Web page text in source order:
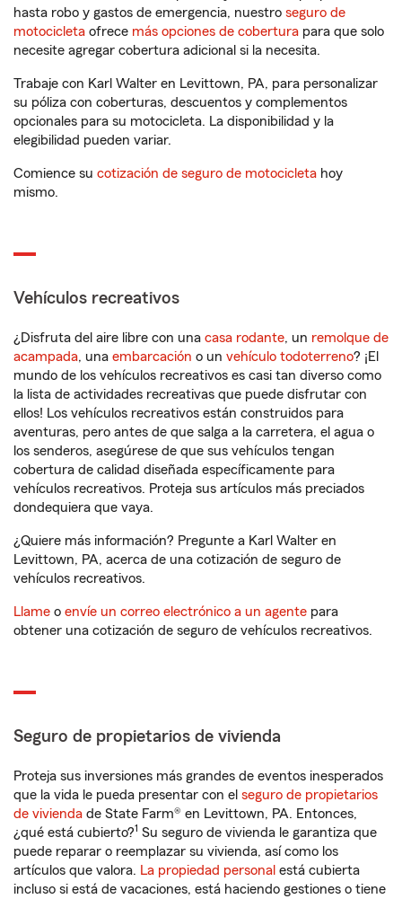
hasta robo y gastos de emergencia, nuestro seguro de
motocicleta ofrece más opciones de cobertura para que solo
necesite agregar cobertura adicional si la necesita.
Trabaje con Karl Walter en Levittown, PA, para personalizar
su póliza con coberturas, descuentos y complementos
opcionales para su motocicleta. La disponibilidad y la
elegibilidad pueden variar.
Comience su cotización de seguro de motocicleta hoy
mismo.
Vehículos recreativos
¿Disfruta del aire libre con una casa rodante, un remolque de
acampada, una embarcación o un vehículo todoterreno? ¡El
mundo de los vehículos recreativos es casi tan diverso como
la lista de actividades recreativas que puede disfrutar con
ellos! Los vehículos recreativos están construidos para
aventuras, pero antes de que salga a la carretera, el agua o
los senderos, asegúrese de que sus vehículos tengan
cobertura de calidad diseñada específicamente para
vehículos recreativos. Proteja sus artículos más preciados
dondequiera que vaya.
¿Quiere más información? Pregunte a Karl Walter en
Levittown, PA, acerca de una cotización de seguro de
vehículos recreativos.
Llame o envíe un correo electrónico a un agente para
obtener una cotización de seguro de vehículos recreativos.
Seguro de propietarios de vivienda
Proteja sus inversiones más grandes de eventos inesperados
que la vida le pueda presentar con el seguro de propietarios
de vivienda de State Farm® en Levittown, PA. Entonces,
¿qué está cubierto?1 Su seguro de vivienda le garantiza que
puede reparar o reemplazar su vivienda, así como los
artículos que valora. La propiedad personal está cubierta
incluso si está de vacaciones, está haciendo gestiones o tiene